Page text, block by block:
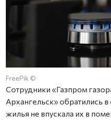
FreePik ©
Сотрудники «Газпром
Архангельск» обратились
жилья не впускала их в